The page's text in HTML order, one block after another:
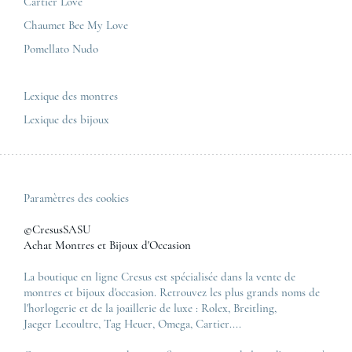
Zénith
Tous les modèles de luxe
Chaumet Bee My Love
Pomellato Nudo
Lexique des montres
Lexique des bijoux
Paramètres des cookies
©CresusSASU
Achat Montres et Bijoux d'Occasion
La boutique en ligne Cresus est spécialisée dans la vente de
montres et bijoux d'occasion. Retrouvez les plus grands noms de
l'horlogerie et de la joaillerie de luxe : Rolex, Breitling,
Jaeger Lecoultre, Tag Heuer, Omega, Cartier....